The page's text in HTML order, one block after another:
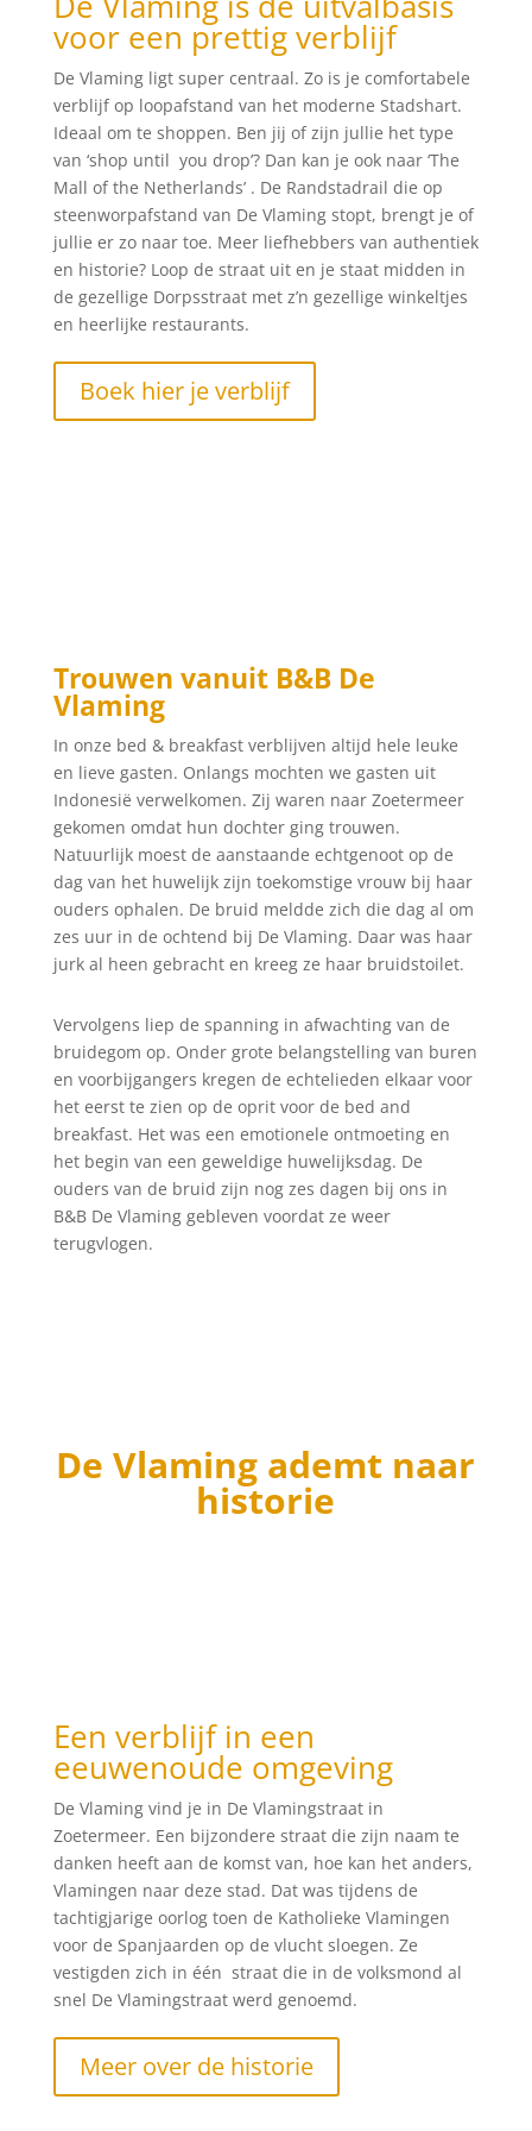
voor een prettig verblijf
De Vlaming ligt super centraal. Zo is je comfortabele
verblijf op loopafstand van het moderne Stadshart.
Ideaal om te shoppen. Ben jij of zijn jullie het type
van ‘shop until you drop’? Dan kan je ook naar ‘The
Mall of the Netherlands’ . De Randstadrail die op
steenworpafstand van De Vlaming stopt, brengt je of
jullie er zo naar toe. Meer liefhebbers van authentiek
en historie? Loop de straat uit en je staat midden in
de gezellige Dorpsstraat met z’n gezellige winkeltjes
en heerlijke restaurants.
Boek hier je verblijf
Trouwen vanuit B&B De
Vlaming
In onze bed & breakfast verblijven altijd hele leuke
en lieve gasten. Onlangs mochten we gasten uit
Indonesië verwelkomen. Zij waren naar Zoetermeer
gekomen omdat hun dochter ging trouwen.
Natuurlijk moest de aanstaande echtgenoot op de
dag van het huwelijk zijn toekomstige vrouw bij haar
ouders ophalen. De bruid meldde zich die dag al om
zes uur in de ochtend bij De Vlaming. Daar was haar
jurk al heen gebracht en kreeg ze haar bruidstoilet.
Vervolgens liep de spanning in afwachting van de
bruidegom op. Onder grote belangstelling van buren
en voorbijgangers kregen de echtelieden elkaar voor
het eerst te zien op de oprit voor de bed and
breakfast. Het was een emotionele ontmoeting en
het begin van een geweldige huwelijksdag. De
ouders van de bruid zijn nog zes dagen bij ons in
B&B De Vlaming gebleven voordat ze weer
terugvlogen.
De Vlaming ademt naar
historie
Een verblijf in een
eeuwenoude omgeving
De Vlaming vind je in De Vlamingstraat in
Zoetermeer. Een bijzondere straat die zijn naam te
danken heeft aan de komst van, hoe kan het anders,
Vlamingen naar deze stad. Dat was tijdens de
tachtigjarige oorlog toen de Katholieke Vlamingen
voor de Spanjaarden op de vlucht sloegen. Ze
vestigden zich in één straat die in de volksmond al
snel De Vlamingstraat werd genoemd.
Meer over de historie